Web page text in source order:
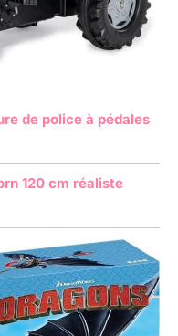
de police à pédales
120 cm réaliste